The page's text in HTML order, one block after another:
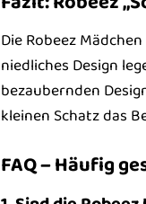
Die Robeez
niedliches Design
bezaubernden
kleinen Schatz das
FAQ – Häufig